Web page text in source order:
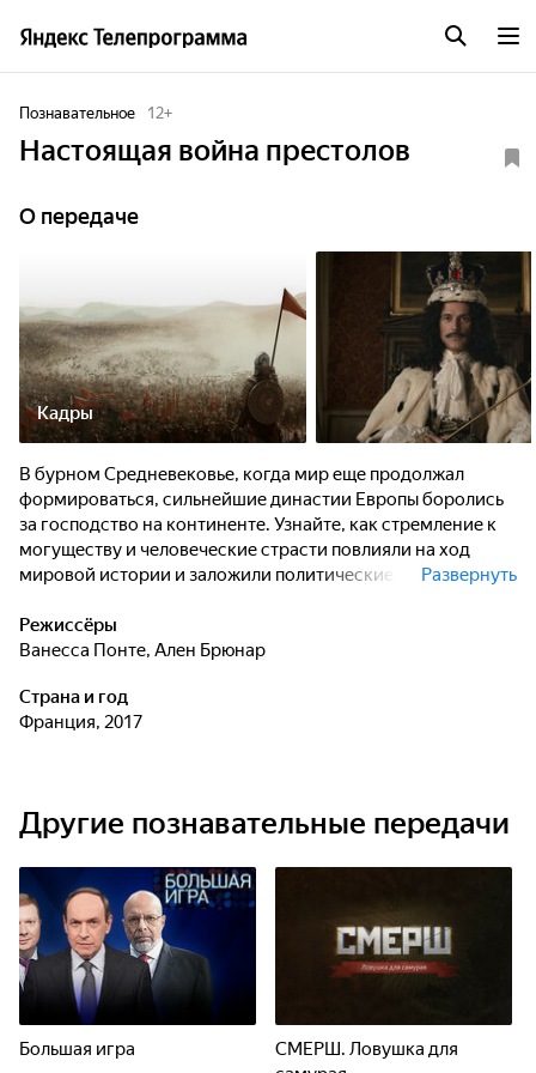
Познавательное 12+
Настоящая война престолов
О передаче
Кадры
В бурном Средневековье, когда мир еще продолжал
формироваться, сильнейшие династии Европы боролись
за господство на континенте. Узнайте, как стремление к
могуществу и человеческие страсти повлияли на ход
мировой истории и заложили политические и социальные
влиятельные семьи сталкивались на полях сражений, но
самая сложная и захватывающая игра происходила за
скрывали мир стратегических альянсов, интриг,
предательств и убийств. Эти эпические столкновения
Развернуть
Режиссёры
Ванесса Понте, Ален Брюнар
Страна и год
Франция, 2017
Другие познавательные передачи
Большая игра
СМЕРШ. Ловушка для